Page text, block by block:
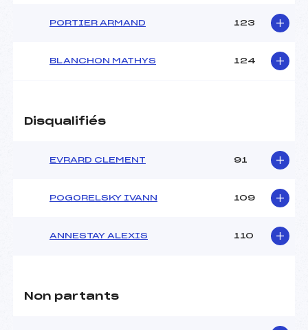
PORTIER ARMAND 123
BLANCHON MATHYS 124
Disqualifiés
EVRARD CLEMENT 91
POGORELSKY IVANN 109
ANNESTAY ALEXIS 110
Non partants